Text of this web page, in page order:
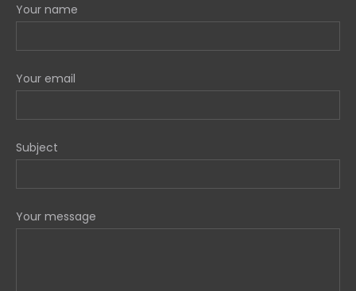
Your name
Your email
Subject
Your message